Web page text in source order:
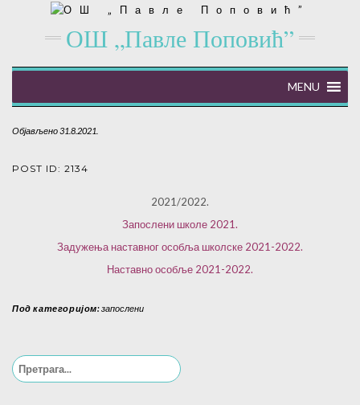
ОШ „Павле Поповић”
MENU
Објављено 31.8.2021.
POST ID: 2134
2021/2022.
Запослени школе 2021.
Задужења наставног особља школске 2021-2022.
Наставно особље 2021-2022.
Под категоријом:запослени
Search
for: